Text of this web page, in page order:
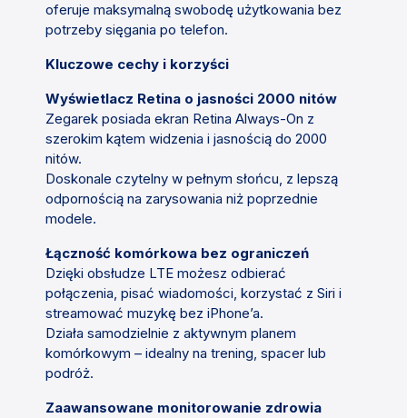
oferuje maksymalną swobodę użytkowania bez
potrzeby sięgania po telefon.
Kluczowe cechy i korzyści
Wyświetlacz Retina o jasności 2000 nitów
Zegarek posiada ekran Retina Always-On z
szerokim kątem widzenia i jasnością do 2000
nitów.
Doskonale czytelny w pełnym słońcu, z lepszą
odpornością na zarysowania niż poprzednie
modele.
Łączność komórkowa bez ograniczeń
Dzięki obsłudze LTE możesz odbierać
połączenia, pisać wiadomości, korzystać z Siri i
streamować muzykę bez iPhone’a.
Działa samodzielnie z aktywnym planem
komórkowym – idealny na trening, spacer lub
podróż.
Zaawansowane monitorowanie zdrowia